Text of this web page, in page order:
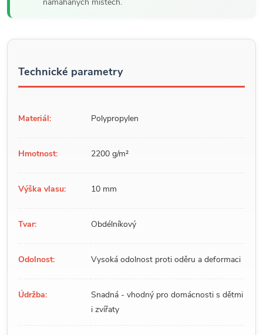
Technické parametry
Materiál: Polypropylen
Hmotnost: 2200 g/m²
Výška vlasu: 10 mm
Tvar: Obdélníkový
Odolnost: Vysoká odolnost proti oděru a deformaci
Údržba:
Snadná - vhodný pro domácnosti s dětmi
i zvířaty